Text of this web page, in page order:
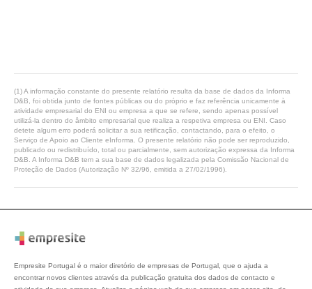
(1) A informação constante do presente relatório resulta da base de dados da Informa
D&B, foi obtida junto de fontes públicas ou do próprio e faz referência unicamente à
atividade empresarial do ENI ou empresa a que se refere, sendo apenas possível
utilizá-la dentro do âmbito empresarial que realiza a respetiva empresa ou ENI. Caso
detete algum erro poderá solicitar a sua retificação, contactando, para o efeito, o
Serviço de Apoio ao Cliente eInforma. O presente relatório não pode ser reproduzido,
publicado ou redistribuído, total ou parcialmente, sem autorização expressa da Informa
D&B. A Informa D&B tem a sua base de dados legalizada pela Comissão Nacional de
Proteção de Dados (Autorização Nº 32/96, emitida a 27/02/1996).
Empresite Portugal é o maior diretório de empresas de Portugal, que o ajuda a
encontrar novos clientes através da publicação gratuita dos dados de contacto e